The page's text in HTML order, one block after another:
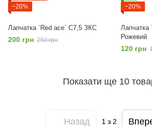
−20%
Лапчатка `Red ace` С7,5 ЗКС
200 грн 250 грн
−20%
Рожевий
120 грн
Показати ще 10
Назад 1з 2